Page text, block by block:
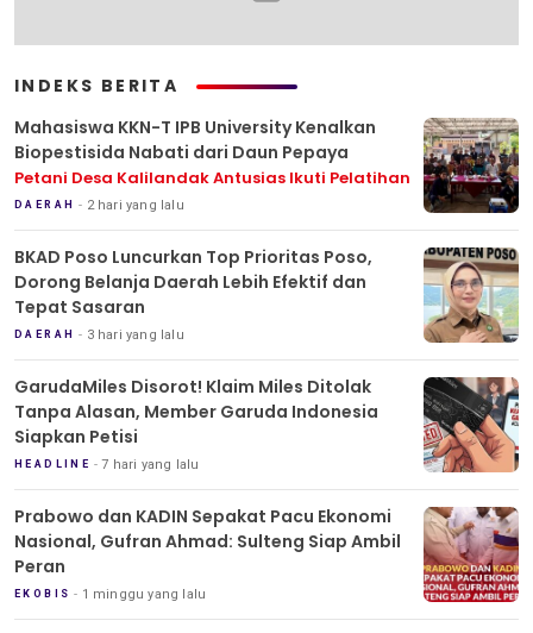
INDEKS BERITA
Mahasiswa KKN-T IPB University Kenalkan
Biopestisida Nabati dari Daun Pepaya
Petani Desa Kalilandak Antusias Ikuti Pelatihan
DAERAH 2 hari yang lalu
BKAD Poso Luncurkan Top Prioritas Poso,
Dorong Belanja Daerah Lebih Efektif dan
Tepat Sasaran
DAERAH 3 hari yang lalu
GarudaMiles Disorot! Klaim Miles Ditolak
Tanpa Alasan, Member Garuda Indonesia
Siapkan Petisi
HEADLINE 7 hari yang lalu
Prabowo dan KADIN Sepakat Pacu Ekonomi
Nasional, Gufran Ahmad: Sulteng Siap Ambil
Peran
EKOBIS 1 minggu yang lalu